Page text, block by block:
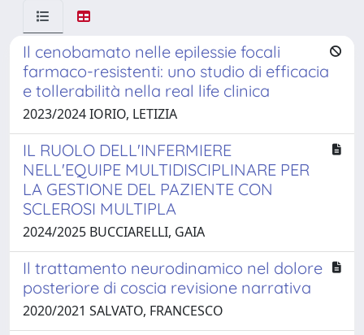
Il cenobamato nelle epilessie focali
farmaco-resistenti: uno studio di efficacia
e tollerabilità nella real life clinica
2023/2024 IORIO, LETIZIA
IL RUOLO DELL'INFERMIERE
NELL'EQUIPE MULTIDISCIPLINARE PER
LA GESTIONE DEL PAZIENTE CON
SCLEROSI MULTIPLA
2024/2025 BUCCIARELLI, GAIA
Il trattamento neurodinamico nel dolore
posteriore di coscia revisione narrativa
2020/2021 SALVATO, FRANCESCO